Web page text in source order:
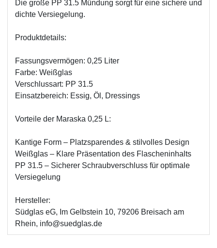
Die große PP 31.5 Mündung sorgt für eine sichere und
dichte Versiegelung.
Produktdetails:
Fassungsvermögen: 0,25 Liter
Farbe: Weißglas
Verschlussart: PP 31.5
Einsatzbereich: Essig, Öl, Dressings
Vorteile der Maraska 0,25 L:
Kantige Form – Platzsparendes & stilvolles Design
Weißglas – Klare Präsentation des Flascheninhalts
PP 31.5 – Sicherer Schraubverschluss für optimale
Versiegelung
Hersteller:
Südglas eG, Im Gelbstein 10, 79206 Breisach am
Rhein, info@suedglas.de